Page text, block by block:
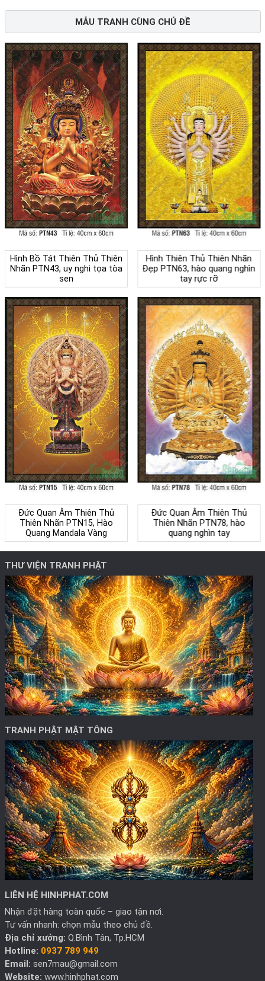
MẪU TRANH CÙNG CHỦ ĐỀ
Hình Bồ Tát Thiên Thủ Thiên
Nhãn PTN43, uy nghi tọa tòa
sen
Hình Thiên Thủ Thiên Nhãn
Đẹp PTN63, hào quang nghìn
tay rực rỡ
Đức Quan Âm Thiên Thủ
Thiên Nhãn PTN15, Hào
Quang Mandala Vàng
Đức Quan Âm Thiên Thủ
Thiên Nhãn PTN78, hào
quang nghìn tay
THƯ VIỆN TRANH PHẬT
TRANH PHẬT MẬT TÔNG
LIÊN HỆ HINHPHAT.COM
Nhận đặt hàng toàn quốc – giao tận nơi.
Tư vấn nhanh: chọn mẫu theo chủ đề.
Địa chỉ xưởng: Q.Bình Tân, Tp.HCM
Hotline: 0937 789 949
Email: sen7mau@gmail.com
Website: www.hinhphat.com